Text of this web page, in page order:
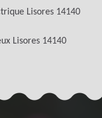
Lisores 14140
Lisores 14140